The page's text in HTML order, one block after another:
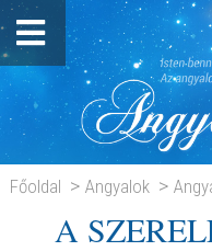
Főoldal Angyalok
SZERELEM ANGYALAI
A